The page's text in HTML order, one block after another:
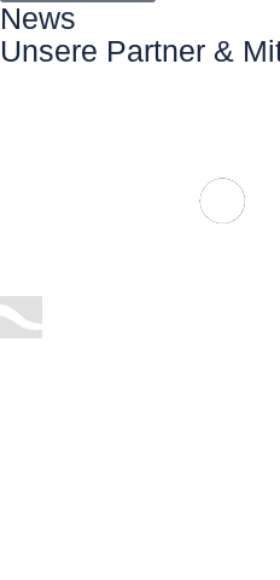
News
Unsere Partner &